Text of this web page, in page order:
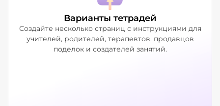
Варианты тетрадей
Создайте несколько страниц с инструкциями для
учителей, родителей, терапевтов, продавцов
поделок и создателей занятий.